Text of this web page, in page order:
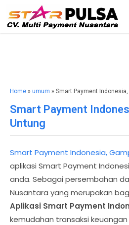
Home » umum » Smart Payment
Smart Payment
Untung
Smart Payment Indonesia,
aplikasi Smart Payment
anda. Sebagai persembahan
Nusantara yang merupakan
Aplikasi Smart Payment
kemudahan transaksi